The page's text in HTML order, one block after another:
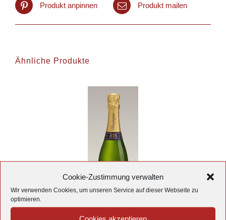
Cookie-Zustimmung verwalten
Wir verwenden Cookies, um unseren Service auf dieser Webseite zu
optimieren.
Cookies akzeptieren
Produkt anpinnen Produkt mailen
Ähnliche Produkte